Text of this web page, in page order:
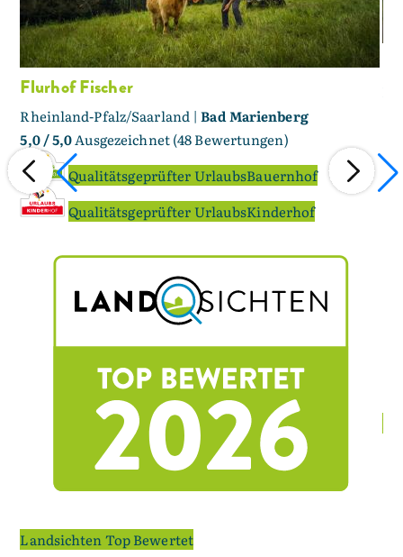
Flurhof Fischer
Rheinland-Pfalz/Saarland |Bad Marienberg
5,0/ 5,0Ausgezeichnet (48 Bewertungen)
Qualitätsgeprüfter UrlaubsBauernhof
Qualitätsgeprüfter UrlaubsKinderhof
Landsichten Top Bewertet